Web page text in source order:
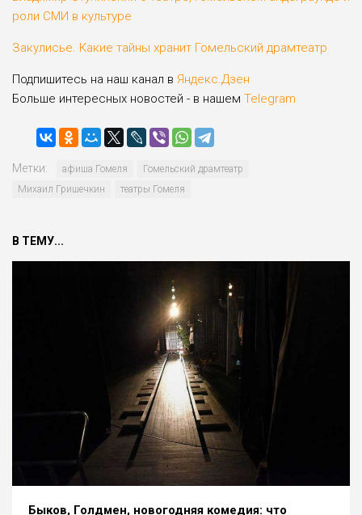
роли СМИ в культуре
Закулисье. Какие тайны хранит Гомельский драмтеатр
Подпишитесь на наш канал в Яндекс.Дзен
Больше интересных новостей - в нашем Telegram
Метки: афиша Гомеля
Гомельский драмтеатр
Михаил Гришечкин
театры Гомеля
В ТЕМУ...
Быков, Голдмен, новогодняя комедия: что